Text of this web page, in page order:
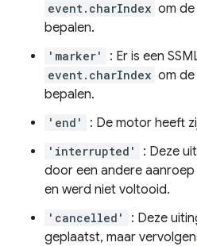
event.charIndex om
bepalen.
'marker' : Er is een
event.charIndex om
bepalen.
'end' : De motor heeft
'interrupted'
: Deze
door een andere aanroep
en werd niet voltooid.
'cancelled'
: Deze
geplaatst, maar